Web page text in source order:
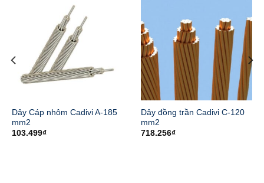
Dây Cáp nhôm Cadivi A-185
mm2
103.499₫
Dây đồng trần Cadivi C-120
mm2
718.256₫